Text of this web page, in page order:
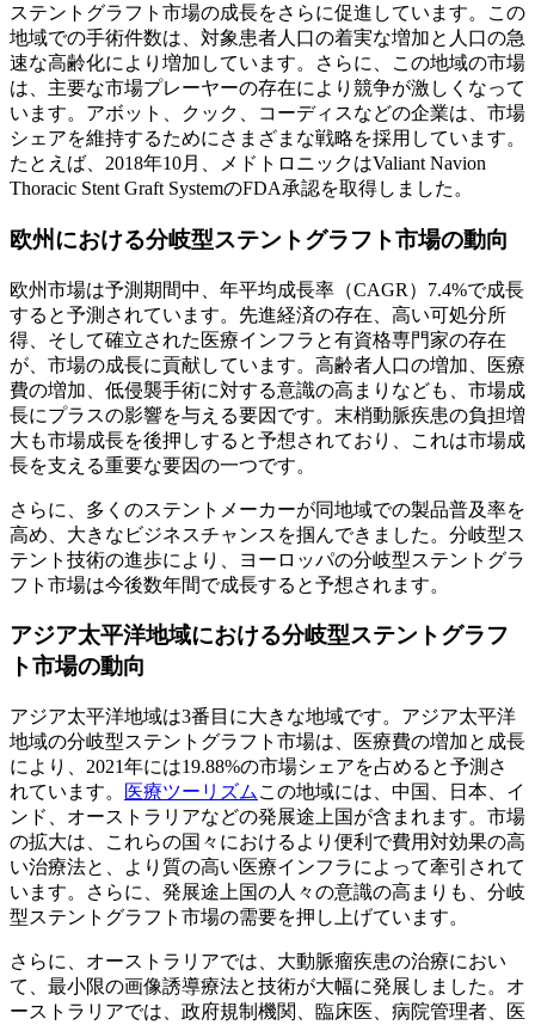
ステントグラフト市場の成長をさらに促進しています。この
地域での手術件数は、対象患者人口の着実な増加と人口の急
速な高齢化により増加しています。さらに、この地域の市場
は、主要な市場プレーヤーの存在により競争が激しくなって
います。アボット、クック、コーディスなどの企業は、市場
シェアを維持するためにさまざまな戦略を採用しています。
たとえば、2018年10月、メドトロニックはValiant Navion
Thoracic Stent Graft SystemのFDA承認を取得しました。
欧州における分岐型ステントグラフト市場の動向
欧州市場は予測期間中、年平均成長率（CAGR）7.4%で成長
すると予測されています。先進経済の存在、高い可処分所
得、そして確立された医療インフラと有資格専門家の存在
が、市場の成長に貢献しています。高齢者人口の増加、医療
費の増加、低侵襲手術に対する意識の高まりなども、市場成
長にプラスの影響を与える要因です。末梢動脈疾患の負担増
大も市場成長を後押しすると予想されており、これは市場成
長を支える重要な要因の一つです。
さらに、多くのステントメーカーが同地域での製品普及率を
高め、大きなビジネスチャンスを掴んできました。分岐型ス
テント技術の進歩により、ヨーロッパの分岐型ステントグラ
フト市場は今後数年間で成長すると予想されます。
アジア太平洋地域における分岐型ステントグラフ
ト市場の動向
アジア太平洋地域は3番目に大きな地域です。アジア太平洋
地域の分岐型ステントグラフト市場は、医療費の増加と成長
により、2021年には19.88%の市場シェアを占めると予測さ
れています。
医療ツーリズム この地域には、中国、日本、イ
ンド、オーストラリアなどの発展途上国が含まれます。市場
の拡大は、これらの国々におけるより便利で費用対効果の高
い治療法と、より質の高い医療インフラによって牽引されて
います。さらに、発展途上国の人々の意識の高まりも、分岐
型ステントグラフト市場の需要を押し上げています。
さらに、オーストラリアでは、大動脈瘤疾患の治療におい
て、最小限の画像誘導療法と技術が大幅に発展しました。オ
ーストラリアでは、政府規制機関、臨床医、病院管理者、医